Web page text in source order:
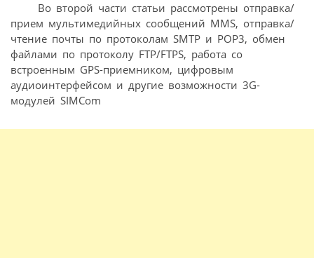
Во второй части статьи рассмотрены отправка/
прием мультимедийных сообщений MMS, отправка/
чтение почты по протоколам SMTP и POP3, обмен
файлами по протоколу FTP/FTPS, работа со
встроенным GPS-приемником, цифровым
аудиоинтерфейсом и другие возможности 3G-
модулей SIMCom